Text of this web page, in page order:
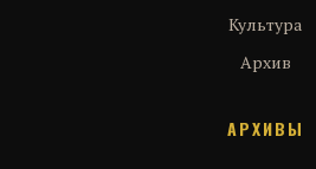
Культура
Архив
АРХИВЫ